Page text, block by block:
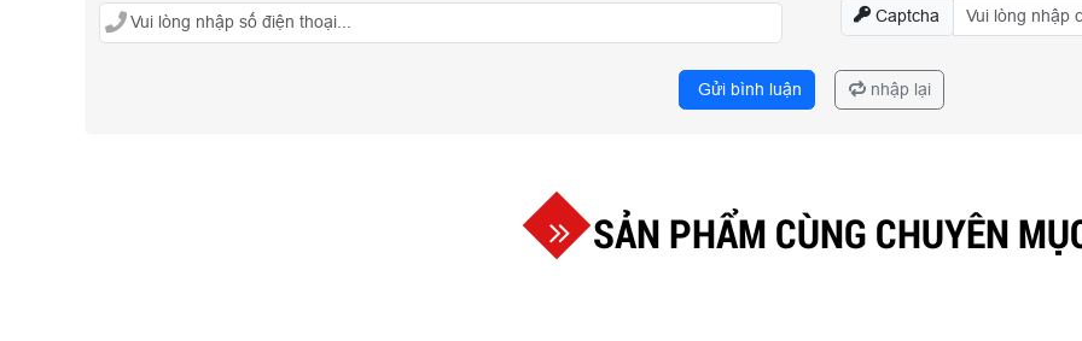
Captcha
Gửi bình luận nhập lại
SẢN PHẨM CÙNG CHUYÊN